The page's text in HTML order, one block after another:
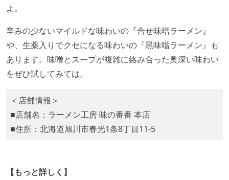
よ。
辛みの少ないマイルドな味わいの『合せ味噌ラーメン』
や、生薬入りでクセになる味わいの『黒味噌ラーメン』も
あります。味噌とスープが複雑に絡み合った奥深い味わい
をぜひ試してみては。
＜店舗情報＞
■店舗名：ラーメン工房 味の番番 本店
■住所：北海道旭川市春光1条8丁目11-5
【もっと詳しく】